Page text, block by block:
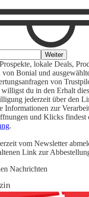
Weiter
lokale Deals,
von Bonial und
von
du in den Erhalt
jederzeit über den
Informationen zur
und Klicks findest
.
vom Newsletter
Link zur
Nachrichten